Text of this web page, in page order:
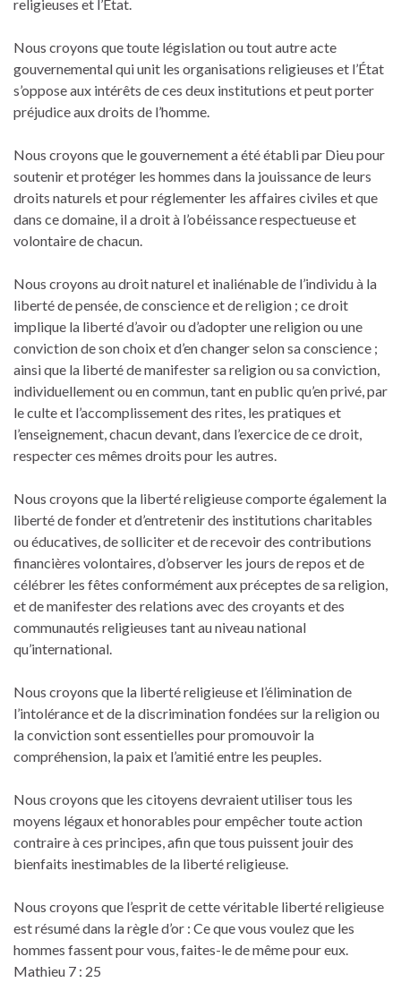
religieuses et l’État.
Nous croyons que toute législation ou tout autre acte
gouvernemental qui unit les organisations religieuses et l’État
s’oppose aux intérêts de ces deux institutions et peut porter
préjudice aux droits de l’homme.
Nous croyons que le gouvernement a été établi par Dieu pour
soutenir et protéger les hommes dans la jouissance de leurs
droits naturels et pour réglementer les affaires civiles et que
dans ce domaine, il a droit à l’obéissance respectueuse et
volontaire de chacun.
Nous croyons au droit naturel et inaliénable de l’individu à la
liberté de pensée, de conscience et de religion ; ce droit
implique la liberté d’avoir ou d’adopter une religion ou une
conviction de son choix et d’en changer selon sa conscience ;
ainsi que la liberté de manifester sa religion ou sa conviction,
individuellement ou en commun, tant en public qu’en privé, par
le culte et l’accomplissement des rites, les pratiques et
l’enseignement, chacun devant, dans l’exercice de ce droit,
respecter ces mêmes droits pour les autres.
Nous croyons que la liberté religieuse comporte également la
liberté de fonder et d’entretenir des institutions charitables
ou éducatives, de solliciter et de recevoir des contributions
financières volontaires, d’observer les jours de repos et de
célébrer les fêtes conformément aux préceptes de sa religion,
et de manifester des relations avec des croyants et des
communautés religieuses tant au niveau national
qu’international.
Nous croyons que la liberté religieuse et l’élimination de
l’intolérance et de la discrimination fondées sur la religion ou
la conviction sont essentielles pour promouvoir la
compréhension, la paix et l’amitié entre les peuples.
Nous croyons que les citoyens devraient utiliser tous les
moyens légaux et honorables pour empêcher toute action
contraire à ces principes, afin que tous puissent jouir des
bienfaits inestimables de la liberté religieuse.
Nous croyons que l’esprit de cette véritable liberté religieuse
est résumé dans la règle d’or : Ce que vous voulez que les
hommes fassent pour vous, faites-le de même pour eux.
Mathieu 7 : 25